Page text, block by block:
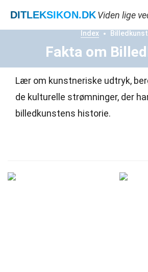
DITLEKSIKON.DKViden lige
Index Billedkunst
Fakta om
Lær om kunstneriske udtryk,
de kulturelle strømninger, der
billedkunstens historie.